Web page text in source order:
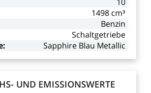
1498 cm³
Benzin
Schaltgetriebe
Sapphire Blau Metallic
UND EMISSIONSWERTE